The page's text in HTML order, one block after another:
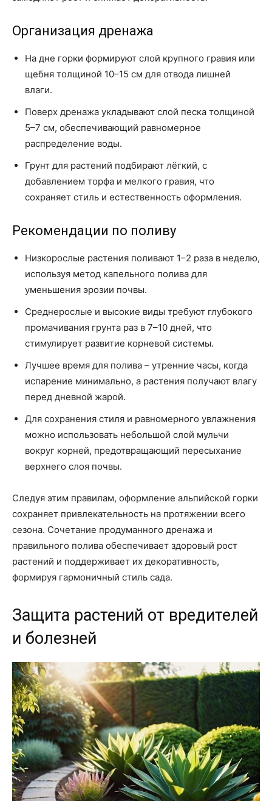
Организация дренажа
На дне горки формируют слой крупного гравия или
щебня толщиной 10–15 см для отвода лишней
влаги.
Поверх дренажа укладывают слой песка толщиной
5–7 см, обеспечивающий равномерное
распределение воды.
Грунт для растений подбирают лёгкий, с
добавлением торфа и мелкого гравия, что
сохраняет стиль и естественность оформления.
Рекомендации по поливу
Низкорослые растения поливают 1–2 раза в неделю,
используя метод капельного полива для
уменьшения эрозии почвы.
Среднерослые и высокие виды требуют глубокого
промачивания грунта раз в 7–10 дней, что
стимулирует развитие корневой системы.
Лучшее время для полива – утренние часы, когда
испарение минимально, а растения получают влагу
перед дневной жарой.
Для сохранения стиля и равномерного увлажнения
можно использовать небольшой слой мульчи
вокруг корней, предотвращающий пересыхание
верхнего слоя почвы.
Следуя этим правилам, оформление альпийской горки
сохраняет привлекательность на протяжении всего
сезона. Сочетание продуманного дренажа и
правильного полива обеспечивает здоровый рост
растений и поддерживает их декоративность,
формируя гармоничный стиль сада.
Защита растений от вредителей
и болезней